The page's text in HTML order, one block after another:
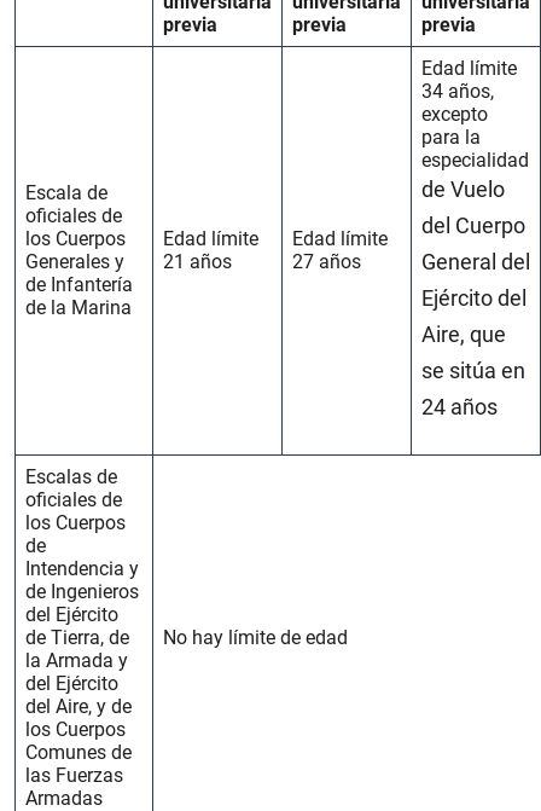
previa
previa
previa
Escala de
oficiales de
los Cuerpos
Generales y
de Infantería
de la Marina
Edad límite
21 años
Edad límite
27 años
Edad límite
34 años,
excepto
para la
especialidad
de Vuelo
del Cuerpo
General del
Ejército del
Aire, que
se sitúa en
24 años
Escalas de
oficiales de
los Cuerpos
de
Intendencia y
de Ingenieros
del Ejército
de Tierra, de
la Armada y
del Ejército
del Aire, y de
los Cuerpos
Comunes de
las Fuerzas
Armadas
No hay límite de edad